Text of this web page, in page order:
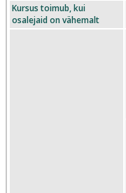
Kursus toimub, kui
osalejaid on vähemalt